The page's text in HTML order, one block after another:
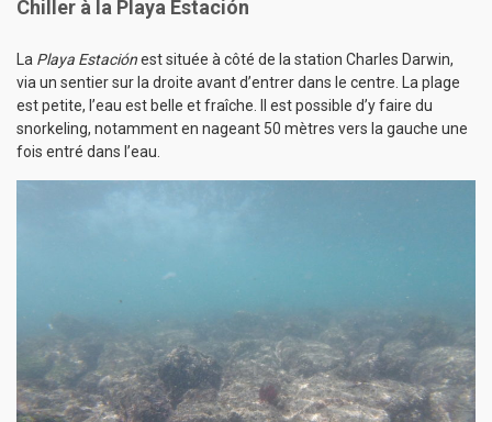
Chiller à la Playa Estación
La Playa Estaciónest située à côté de la station Charles Darwin,
via un sentier sur la droite avant d’entrer dans le centre. La plage
est petite, l’eau est belle et fraîche. Il est possible d’y faire du
snorkeling, notamment en nageant 50 mètres vers la gauche une
fois entré dans l’eau.